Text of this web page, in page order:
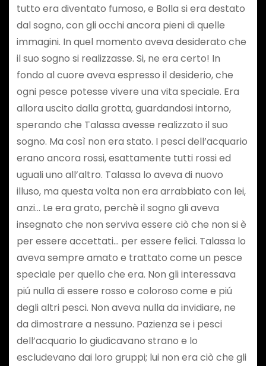
tutto era diventato fumoso, e Bolla si era destato
dal sogno, con gli occhi ancora pieni di quelle
immagini. In quel momento aveva desiderato che
il suo sogno si realizzasse. Si, ne era certo! In
fondo al cuore aveva espresso il desiderio, che
ogni pesce potesse vivere una vita speciale. Era
allora uscito dalla grotta, guardandosi intorno,
sperando che Talassa avesse realizzato il suo
sogno. Ma così non era stato. I pesci dell’acquario
erano ancora rossi, esattamente tutti rossi ed
uguali uno all’altro. Talassa lo aveva di nuovo
illuso, ma questa volta non era arrabbiato con lei,
anzi… Le era grato, perchè il sogno gli aveva
insegnato che non serviva essere ciò che non si è
per essere accettati… per essere felici. Talassa lo
aveva sempre amato e trattato come un pesce
speciale per quello che era. Non gli interessava
piú nulla di essere rosso e coloroso come e piú
degli altri pesci. Non aveva nulla da invidiare, ne
da dimostrare a nessuno. Pazienza se i pesci
dell’acquario lo giudicavano strano e lo
escludevano dai loro gruppi; lui non era ciò che gli